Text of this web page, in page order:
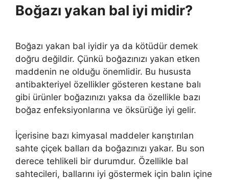
Boğazı yakan bal iyi midir?
Boğazı yakan bal iyidir ya da kötüdür demek
doğru değildir. Çünkü boğazınızı yakan etken
maddenin ne olduğu önemlidir. Bu hususta
antibakteriyel özellikler gösteren kestane balı
gibi ürünler boğazınızı yaksa da özellikle bazı
boğaz enfeksiyonlarına ve öksürüğe iyi gelir.
İçerisine bazı kimyasal maddeler karıştırılan
sahte çiçek balları da boğazınızı yakar. Bu son
derece tehlikeli bir durumdur. Özellikle bal
sahtecileri, ballarını iyi göstermek için balın içine